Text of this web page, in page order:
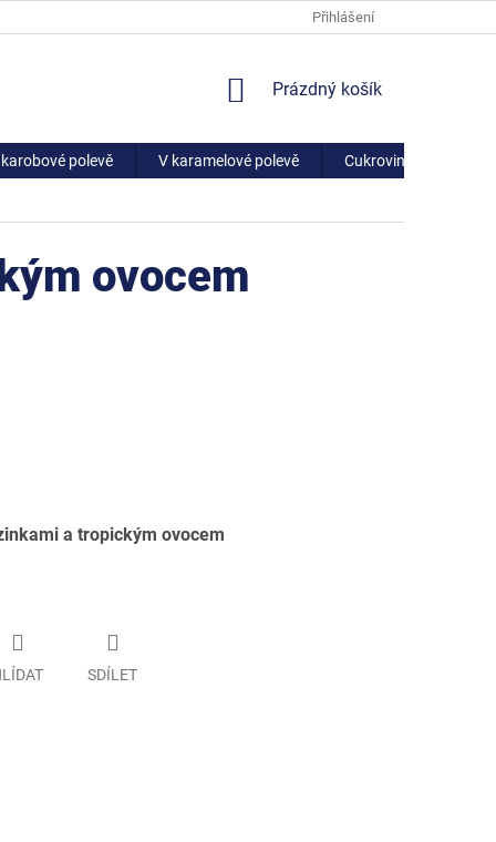
Přihlášení
NÁKUPNÍ
Prázdný košík
polevě V karamelové polevě Cukrovinky
ovocem
a tropickým ovocem
SDÍLET